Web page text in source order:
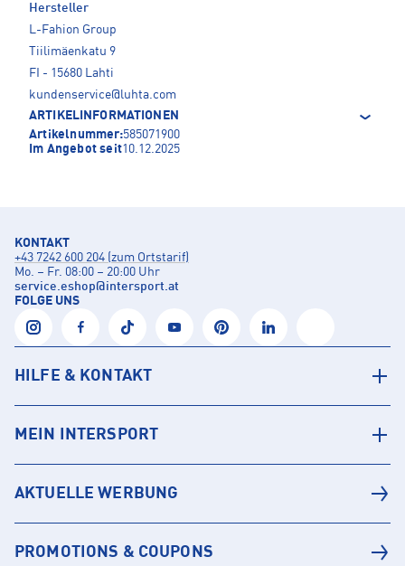
Hersteller
L-Fahion Group
Tiilimäenkatu 9
FI - 15680 Lahti
kundenservice@luhta.com
ARTIKELINFORMATIONEN
Artikelnummer:585071900
Im Angebot seit10.12.2025
KONTAKT
+43 7242 600 204 (zum Ortstarif)
Mo. – Fr. 08:00 – 20:00 Uhr
service.eshop@intersport.at
FOLGE UNS
HILFE & KONTAKT
MEIN INTERSPORT
AKTUELLE WERBUNG
PROMOTIONS & COUPONS